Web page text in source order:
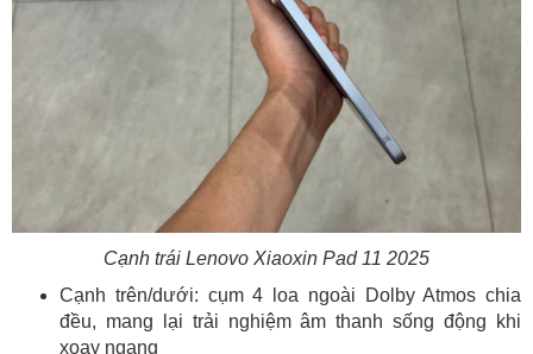
Cạnh trái Lenovo Xiaoxin Pad 11 2025
Cạnh trên/dưới: cụm 4 loa ngoài Dolby Atmos chia
đều, mang lại trải nghiệm âm thanh sống động khi
xoay ngang